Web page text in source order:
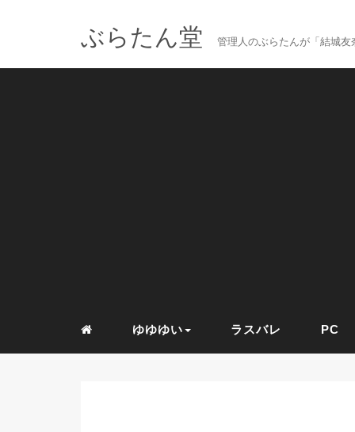
ぶらたん堂 管理人のぶらたんが「結城
ゆゆゆい ラスバレ PC